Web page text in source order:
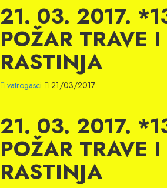
21. 03. 2017.
POŽAR TRAVE
RASTINJA
vatrogasci 21/03/2017
21. 03. 2017.
POŽAR TRAVE
RASTINJA